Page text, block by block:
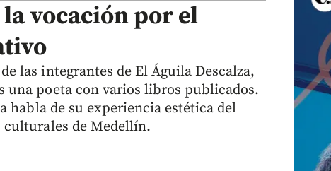
vocación por el
las integrantes de El Águila Descalza,
una poeta con varios libros publicados.
habla de su experiencia estética del
culturales de Medellín.